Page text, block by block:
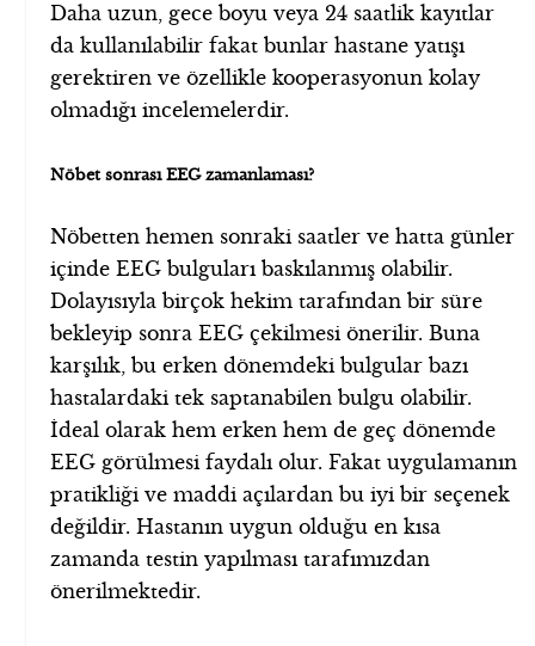
Daha uzun, gece boyu veya 24 saatlik kayıtlar
da kullanılabilir fakat bunlar hastane yatışı
gerektiren ve özellikle kooperasyonun kolay
olmadığı incelemelerdir.
Nöbet sonrası EEG zamanlaması?
Nöbetten hemen sonraki saatler ve hatta günler
içinde EEG bulguları baskılanmış olabilir.
Dolayısıyla birçok hekim tarafından bir süre
bekleyip sonra EEG çekilmesi önerilir. Buna
karşılık, bu erken dönemdeki bulgular bazı
hastalardaki tek saptanabilen bulgu olabilir.
İdeal olarak hem erken hem de geç dönemde
EEG görülmesi faydalı olur. Fakat uygulamanın
pratikliği ve maddi açılardan bu iyi bir seçenek
değildir. Hastanın uygun olduğu en kısa
zamanda testin yapılması tarafımızdan
önerilmektedir.